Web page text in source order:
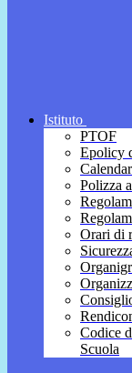
Istituto
PTOF
Epolicy
Polizza
Orari di
Codice
Scuola